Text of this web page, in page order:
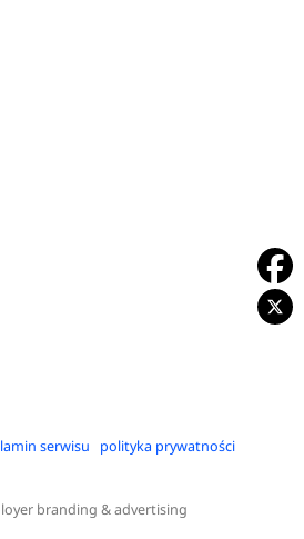
serwisu polityka prywatności
branding & advertising